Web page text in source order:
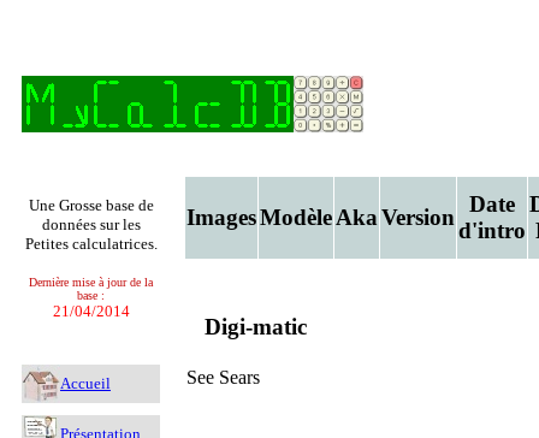
Une Grosse base de
données sur les
Petites calculatrices.
Dernière mise à jour de la
base :
21/04/2014
Accueil
Présentation
ImagesModèleAkaVersion
Date
d'intro
Digi-matic
See Sears